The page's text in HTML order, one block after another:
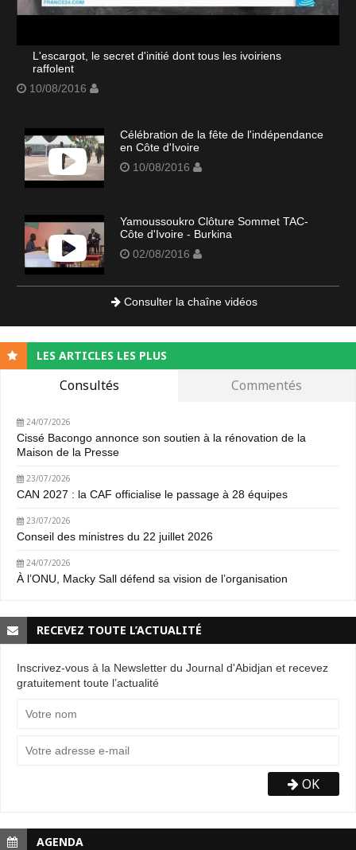
L'escargot, le secret d'initié dont tous les ivoiriens
raffolent
10/08/2016
Célébration de la fête de l'indépendance
en Côte d'Ivoire
10/08/2016
Yamoussoukro Clôture Sommet TAC-
Côte d'Ivoire - Burkina
02/08/2016
Consulter la chaîne vidéos
LES ARTICLES LES PLUS
Consultés Commentés
24/07/2026
Cissé Bacongo annonce son soutien à la rénovation de la
Maison de la Presse
23/07/2026
CAN 2027 : la CAF officialise le passage à 28 équipes
23/07/2026
Conseil des ministres du 22 juillet 2026
24/07/2026
À l’ONU, Macky Sall défend sa vision de l’organisation
RECEVEZ TOUTE L’ACTUALITÉ
Inscrivez-vous à la Newsletter du Journal d'Abidjan et recevez
gratuitement toute l’actualité
OK
AGENDA